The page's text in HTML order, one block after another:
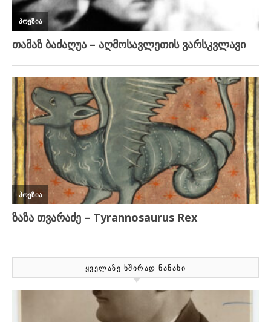
ᲧᲕᲔᲚᲐᲖᲔ ᲮᲨᲘᲠᲐᲓ ᲜᲐᲜᲐᲮᲘ